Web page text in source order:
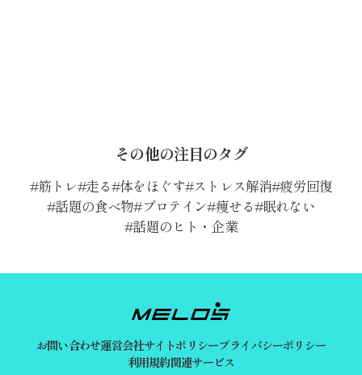
その他の注目のタグ
筋トレ 走る 体をほぐす ストレス解消 疲労回復
話題の食べ物 プロテイン 痩せる 眠れない
話題のヒト・企業
お問い合わせ運営会社サイトポリシープライバシーポリシー
利用規約関連サービス